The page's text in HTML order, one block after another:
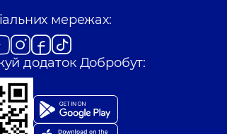
мережах:
додаток Добробут: